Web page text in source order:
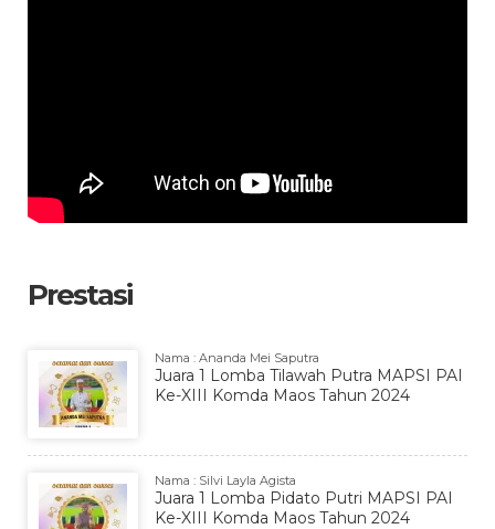
Prestasi
Nama : Ananda Mei Saputra
Juara 1 Lomba Tilawah Putra MAPSI PAI
Ke-XIII Komda Maos Tahun 2024
Nama : Silvi Layla Agista
Juara 1 Lomba Pidato Putri MAPSI PAI
Ke-XIII Komda Maos Tahun 2024